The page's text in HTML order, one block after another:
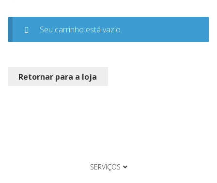
Seu carrinho está vazio.
Retornar para a loja
SERVIÇOS